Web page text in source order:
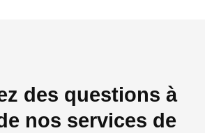
des questions à
nos services de